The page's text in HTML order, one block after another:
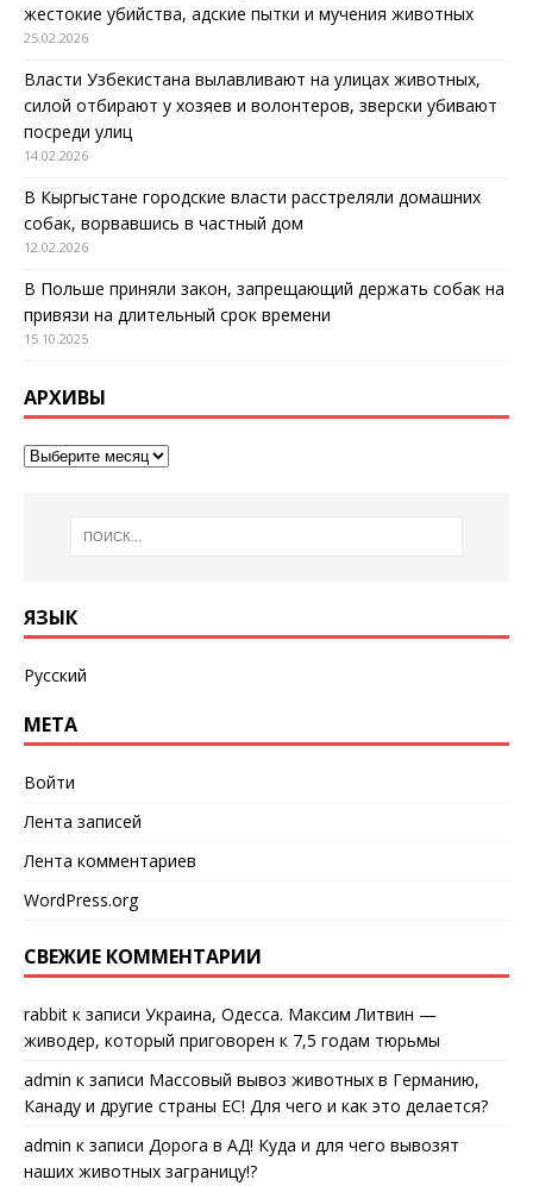
жестокие убийства, адские пытки и мучения животных
25.02.2026
Власти Узбекистана вылавливают на улицах животных,
силой отбирают у хозяев и волонтеров, зверски убивают
посреди улиц
14.02.2026
В Кыргыстане городские власти расстреляли домашних
собак, ворвавшись в частный дом
12.02.2026
В Польше приняли закон, запрещающий держать собак на
привязи на длительный срок времени
15.10.2025
АРХИВЫ
ЯЗЫК
Русский
МЕТА
Войти
Лента записей
Лента комментариев
WordPress.org
СВЕЖИЕ КОММЕНТАРИИ
rabbit к записи Украина, Одесса. Максим Литвин —
живодер, который приговорен к 7,5 годам тюрьмы
admin к записи Массовый вывоз животных в Германию,
Канаду и другие страны ЕС! Для чего и как это делается?
admin к записи Дорога в АД! Куда и для чего вывозят
наших животных заграницу!?